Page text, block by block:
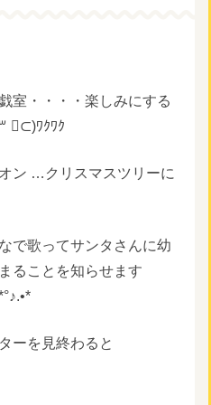
室・・・・楽しみにする
॑⊂)ﾜｸﾜｸ
ン …クリスマスツリーに
で歌ってサンタさんに幼
ることを知らせます
ーを見終わると